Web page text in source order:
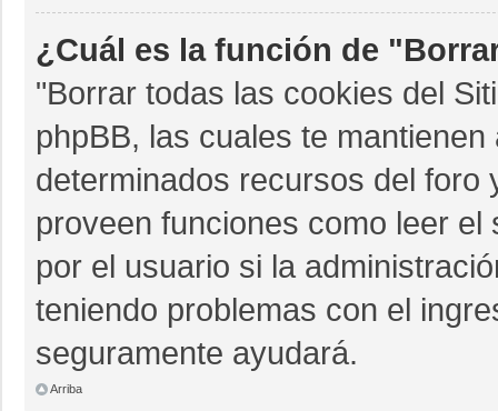
¿Cuál es la función de
"Borrar todas las cookies del
phpBB, las cuales te
determinados recursos del foro
proveen funciones como leer
por el usuario si la
teniendo problemas con el
seguramente ayudará.
Arriba